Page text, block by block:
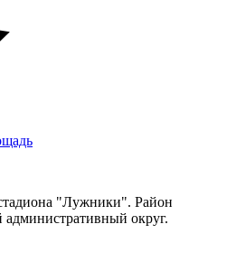
"Лужники". Район
округ.